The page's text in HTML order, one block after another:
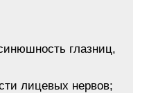
глазниц,
лицевых нервов;